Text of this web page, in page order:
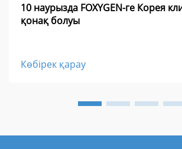
10 наурызда FOXYGEN-ге Корея
қонақ болуы
Көбірек қарау